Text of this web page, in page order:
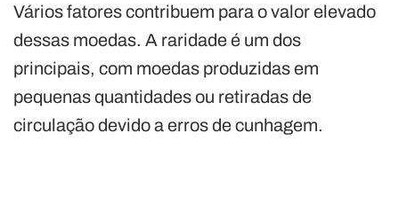
Vários fatores contribuem para o valor elevado
dessas moedas. A raridade é um dos
principais, com moedas produzidas em
pequenas quantidades ou retiradas de
circulação devido a erros de cunhagem.